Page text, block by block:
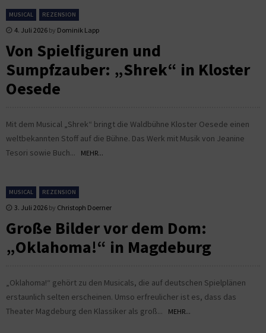
MUSICAL REZENSION
4. Juli 2026 by Dominik Lapp
Von Spielfiguren und
Sumpfzauber: „Shrek“ in Kloster
Oesede
Mit dem Musical „Shrek“ bringt die Waldbühne Kloster Oesede einen
weltbekannten Stoff auf die Bühne. Das Werk mit Musik von Jeanine
Tesori sowie Buch...
MEHR...
MUSICAL REZENSION
3. Juli 2026 by Christoph Doerner
Große Bilder vor dem Dom:
„Oklahoma!“ in Magdeburg
„Oklahoma!“ gehört zu den Musicals, die auf deutschen Spielplänen
erstaunlich selten erscheinen. Umso erfreulicher ist es, dass das
Theater Magdeburg den Klassiker als groß...
MEHR...